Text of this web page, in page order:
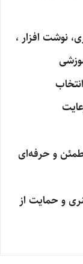
نوشت افزار ،
و حرفه‌ای
و حمایت از